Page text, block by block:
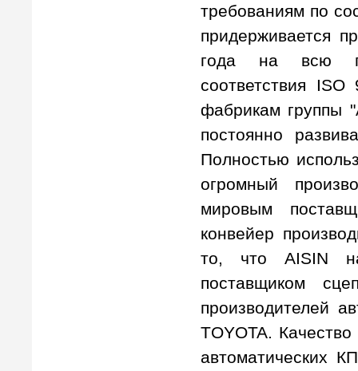
требованиям по
придерживается
года на всю
соответствия
фабрикам группы
постоянно
Полностью
огромный
мировым
конвейер
то, что AISIN
поставщиком
производителей
TOYOTA.
автоматических